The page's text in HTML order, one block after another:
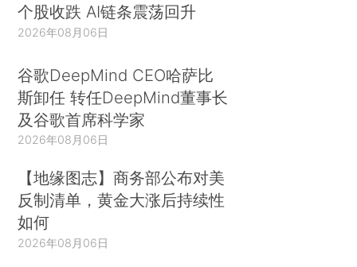
个股收跌 AI链条震荡回升
2026年08月06日
谷歌DeepMind CEO哈萨比
斯卸任 转任DeepMind董事长
及谷歌首席科学家
2026年08月06日
【地缘图志】商务部公布对美
反制清单，黄金大涨后持续性
如何
2026年08月06日